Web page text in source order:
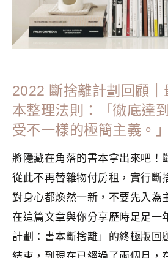
2022 斷捨離計劃回顧｜
本整理法則：「徹底達
受不一樣的極簡主義。」
將隱藏在角落的書本拿出來吧！
從此不再替雜物付房租，實行斷
對身心都煥然一新，不要先入為
在這篇文章與你分享歷時足足一
計劃：書本斷捨離」的終極版回